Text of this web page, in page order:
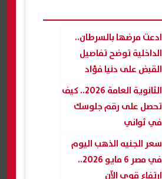
ادعت مرضها بالسرطان..
الداخلية توضح تفاصيل
القبض على دنيا فؤاد
بتهمة جمع تبرعات
بالإسماعيلية
الثانوية العامة 2026.. كيف
تحصل على رقم جلوسك
في ثواني
سعر الجنيه الذهب اليوم
في مصر 6 مايو 2026..
ارتفاع قوي الآن